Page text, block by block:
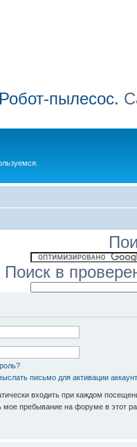
Робот-пылесос.
Поиск в
письмо для активации
входить при каждом
мое пребывание на форуме в этот